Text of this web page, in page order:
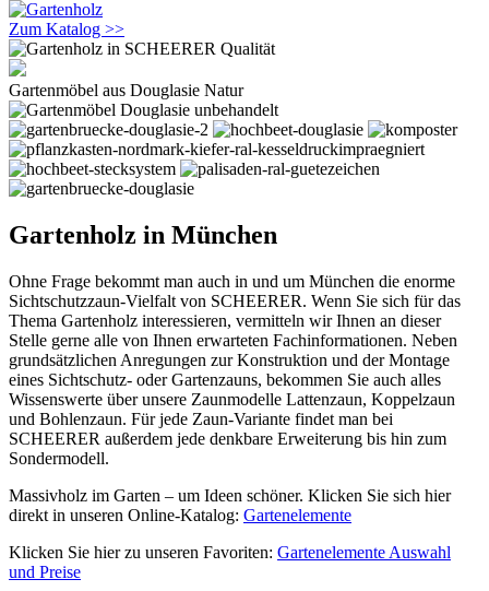
Zum Katalog >>
Gartenmöbel aus Douglasie Natur
Gartenholz in München
Ohne Frage bekommt man auch in und um München die enorme
Sichtschutzzaun-Vielfalt von SCHEERER. Wenn Sie sich für das
Thema Gartenholz interessieren, vermitteln wir Ihnen an dieser
Stelle gerne alle von Ihnen erwarteten Fachinformationen. Neben
grundsätzlichen Anregungen zur Konstruktion und der Montage
eines Sichtschutz- oder Gartenzauns, bekommen Sie auch alles
Wissenswerte über unsere Zaunmodelle Lattenzaun, Koppelzaun
und Bohlenzaun. Für jede Zaun-Variante findet man bei
SCHEERER außerdem jede denkbare Erweiterung bis hin zum
Sondermodell.
Massivholz im Garten – um Ideen schöner. Klicken Sie sich hier
direkt in unseren Online-Katalog: Gartenelemente
Klicken Sie hier zu unseren Favoriten: Gartenelemente Auswahl
und Preise